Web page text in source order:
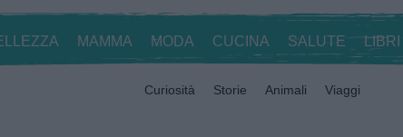
MAMMA MODA CUCINA SALUTE LIBRI
Curiosità Storie Animali Viaggi